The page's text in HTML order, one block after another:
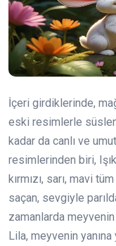
İçeri girdiklerinde,
eski resimlerle
kadar da canlı ve
resimlerinden biri,
kırmızı, sarı, mavi
saçan, sevgiyle
zamanlarda
Lila, meyvenin